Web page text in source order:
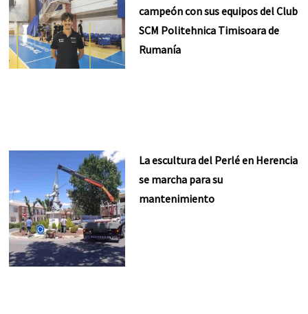
campeón con sus equipos del Club
SCM Politehnica Timisoara de
Rumanía
La escultura del Perlé en Herencia
se marcha para su
mantenimiento